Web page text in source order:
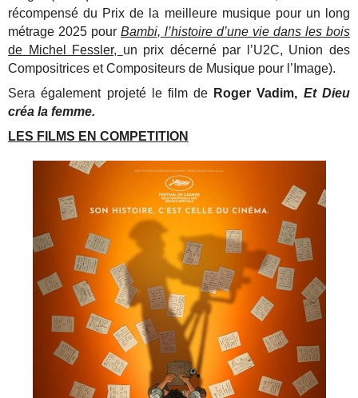
récompensé du Prix de la meilleure musique pour un long
métrage 2025 pourBambi, l’histoire d’une vie dans les bois
de Michel Fessler, un prix décerné par l’U2C, Union des
Compositrices et Compositeurs de Musique pour l’Image).
Sera également projeté le film de Roger Vadim, Et Dieu
créa la femme.
LES FILMS EN COMPETITION